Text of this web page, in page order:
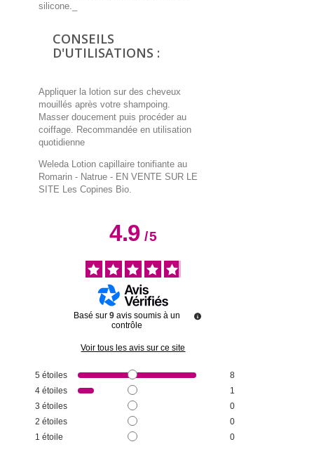
silicone._
CONSEILS
D'UTILISATIONS :
Appliquer la lotion sur des cheveux
mouillés après votre shampoing.
Masser doucement puis procéder au
coiffage. Recommandée en utilisation
quotidienne
Weleda Lotion capillaire tonifiante au
Romarin - Natrue - EN VENTE SUR LE
SITE Les Copines Bio.
4.9/5
Basé sur 9 avis soumis à un
contrôle
Voir tous les avis sur ce site
5 étoiles
8
4 étoiles
1
3 étoiles
0
2 étoiles
0
1 étoile 0